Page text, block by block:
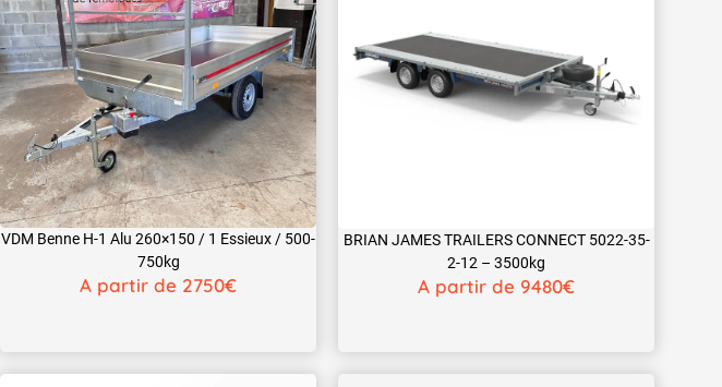
VDM Benne H-1 Alu 260×150 / 1 Essieux / 500-
750kg
A partir de 2750€
BRIAN JAMES TRAILERS CONNECT 5022-35-
2-12 – 3500kg
A partir de 9480€